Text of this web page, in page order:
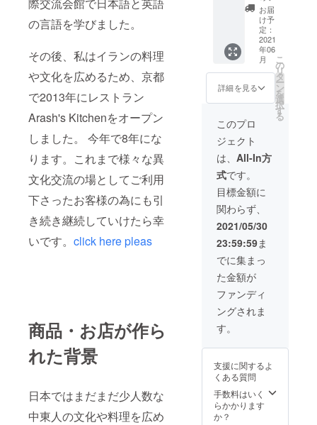
の言語を学びました。
その後、私はイランの料理
や文化を広めるため、京都
で2013年にレストラン
Arash's Kitchenをオープン
しました。 今年で8年にな
ります。これまで様々な異
文化交流の場としてご利用
下さったお客様の為にも引
き続き継続していけたら幸
いです。 click here pleas
商品・お店が作ら
れた背景
日本ではまだまだ少人数な
中東人の文化や料理を広め
料理や文化
を広めるた
め、京都で
2013年にレ
Arash's
ました。 今
年で8年にな
ります。こ
れまで様々
な異文化交
流の場とし
てご利用下
さったお客
様の為にも
引き続き継
続していけ
たら幸いで
す。
しま
す。
テイク
アウト
ご希望
のお客
様へはA
～Gまで
7種類も
1,200円
き）ま
でのお
持ち帰
り弁当
もお選
び頂け
ま
す！！
トト
ラック
を国際
交流会
館や岡
崎など
でも頻
おりま
す。そ
ちらで
もお招
き提供
させて
お越し
くださ
いま
せ！
（有効
期限
令和3年
6月〜令
月 ※閉
店した
場合は
他の店
舗でお
使いく
ださい
ま
せ。）
１回限
りの御
精算分
０％off
でお食
事して
頂けま
す。ご
来店の
際にチ
ケット
無しで
お名前
を支援
者リス
ト名簿
にサイ
ンして
頂くだ
けのシ
ンプル
なもの
です。
是非、
お越し
くださ
いま
期限
6月〜令
和3年11
月 ※閉
店した
場合は
お届
け予
定：
2021
年06
月
詳細を見る
こ
の
リ
タ
ー
ン
を
選
択
す
る
このプロ
ジェクト
は、 All-In方
式です。
目標金額に
関わらず、
2021/05/30
23:59:59ま
でに集まっ
た金額が
ファンディ
ングされま
す。
支援に関するよ
くある質問
手数料はいく
らかかります
か？